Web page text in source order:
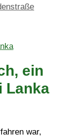
ein
Lanka
war,